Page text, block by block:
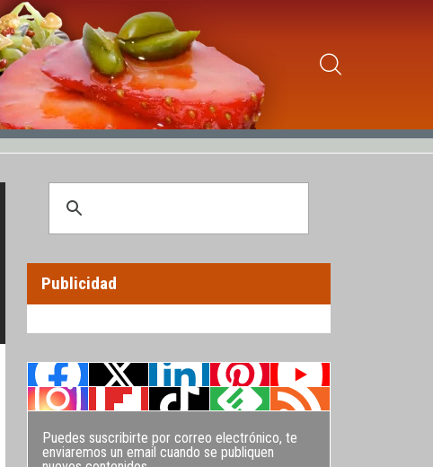
Publicidad
Puedes suscribirte por correo electrónico, te
enviaremos un email cuando se publiquen